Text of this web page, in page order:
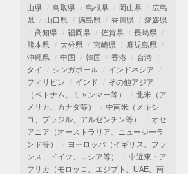
山県
鳥取県 島根県 岡山県
広島
県
山口県 徳島県 香川県
愛媛県
高知県
福岡県 佐賀県
長崎県
熊本県
大分県 宮崎県
鹿児島県
沖縄県
中国 韓国 香港
台湾
タイ
シンガポール
インドネシア
フィリピン
インド
その他アジア
（ベトナム、ミャンマー等）
北米（ア
メリカ、カナダ等）
中南米（メキシ
コ、ブラジル、アルゼンチン等）
オセ
アニア（オーストラリア、ニュージーラ
ンド等）
ヨーロッパ（イギリス、フラ
ンス、ドイツ、ロシア等）
中近東・ア
フリカ（モロッコ、エジプト、UAE、南